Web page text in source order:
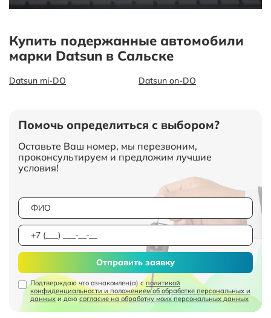
Купить подержанные автомобили
марки Datsun в Сальске
Datsun mi-DO Datsun on-DO
Помочь определиться с выбором?
Оставьте Ваш номер, мы перезвоним,
проконсультируем и предложим лучшие
условия!
Подтверждаю что ознакомлен(а) сполитикой
конфиденциальности и положением об обработке персональных и
данных и даю согласие на обработку моих персональных данных
Отправить заявку